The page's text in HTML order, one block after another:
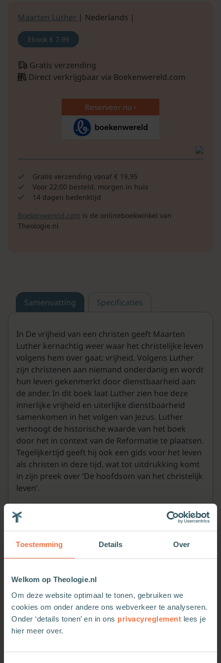
Toestemming Details Over
Welkom op Theologie.nl
Om deze website optimaal te tonen, gebruiken we
cookies om onder andere ons webverkeer te analyseren.
Onder ‘details tonen’ en in ons privacyreglement lees je
hier meer over.
Maarten Luther | Nederlands |
Ebook € 7.99
Gratis verzending
Direct verkrijgbaar via Boekenwereld.com
Reserveer nu
Gratis verzending vanaf € 19,95
Voor 22:00 besteld, morgen in huis
14 dagen bedenktijd
Boekenwereld.com is de onlineboekwinkel van
Theologie.nl
Samenvatting Specificaties
In De vrijheid van een christen geeft Maarten
Luther kernachtig weer waar het christelijke leven
volgens hem over gaat: vrijheid. Volgens Luther
zijn christenen aan niemand onderdanig en wordt
hun leven gekenmerkt door dienstbaarheid aan
de ander. In dit boek laat Luther zien hoe deze
innerlijke vrijheid en uiterlijke dienstbaarheid
samenkomen in het volgen van Jezus. Luther
verhoogt de historische waarde van het boek
door het in context van de Reformatie te plaatsen.
Tegelijkertijd geeft hij ook een gids voor het leven
als christen in deze tijd, wat tot uitdrukking komt
in zijn preek over ‘De hoofdsom van het christelijk
leven’.
Meer van deze auteur